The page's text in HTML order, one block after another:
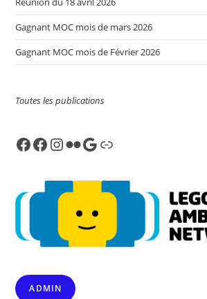
Gagnant MOC mois de mars 2026
Gagnant MOC mois de Février 2026
Toutes les publications
Facebook
Facebook
Instagram
FlickrGoogle
Link
ADMIN